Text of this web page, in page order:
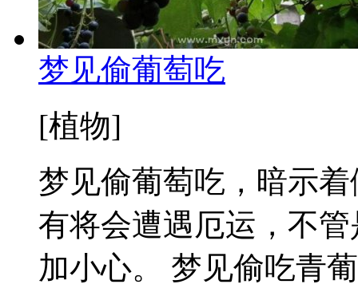
梦见偷葡萄吃
[植物]
梦见偷葡萄吃，暗示
有将会遭遇厄运，不
加小心。 梦见偷吃青